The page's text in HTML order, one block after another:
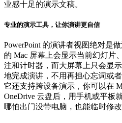
业感十足的演示文稿。
专业的演示工具，让你演讲更自信
PowerPoint 的演讲者视图绝对是
的 Mac 屏幕上会显示当前幻灯片
注和计时器，而大屏幕上只会显
地完成演讲，不用再担心忘词或者
它还支持跨设备演示，你可以在
OneDrive 云盘后，用手机或平板
哪怕出门没带电脑，也能临时修